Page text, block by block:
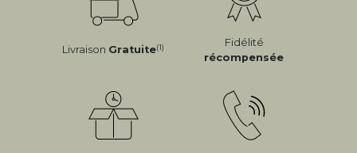
Livraison Gratuite(1)
Fidélité
récompensée